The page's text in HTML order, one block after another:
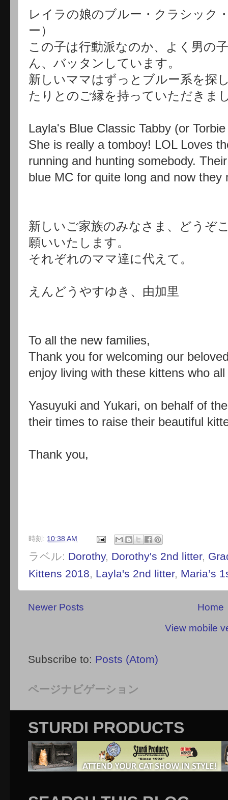
レイラの娘のブルー・クラシック
ー）
この子は行動派なのか、よく男の
ん、バッタンしています。
新しいママはずっとブルー系を探
たりとのご縁を持っていただきま
Layla's Blue Classic Tabby (or
She is really a tomboy! LOL Loves
running and hunting somebody.
blue MC for quite long and now
新しいご家族のみなさま、どうぞ
願いいたします。
それぞれのママ達に代えて。
えんどうやすゆき、由加里
To all the new families,
Thank you for welcoming our
enjoy living with these kittens who
Yasuyuki and Yukari, on behalf of
their times to raise their beautiful
Thank you,
時刻: 10:38 AM
ラベル: Dorothy, Dorothy's 2nd litter,
Kittens 2018, Layla's 2nd litter, Maria’s
Newer Posts
Home
View mobile
Subscribe to: Posts (Atom)
ページナビゲーション
STURDI PRODUCTS